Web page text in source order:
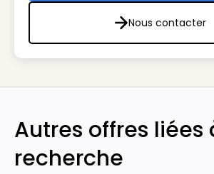
Nous
Nous contacter
Autres offres liées
recherche